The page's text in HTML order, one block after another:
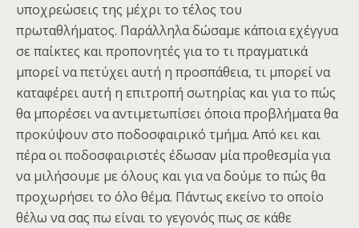
υποχρεώσεις της μέχρι το τέλος του
πρωταθλήματος. Παράλληλα δώσαμε κάποια εχέγγυα
σε παίκτες και προπονητές για το τι πραγματικά
μπορεί να πετύχει αυτή η προσπάθεια, τι μπορεί να
καταφέρει αυτή η επιτροπή σωτηρίας και για το πώς
θα μπορέσει να αντιμετωπίσει όποια προβλήματα θα
προκύψουν στο ποδοσφαιρικό τμήμα. Από κει και
πέρα οι ποδοσφαιριστές έδωσαν μία προθεσμία για
να μιλήσουμε με όλους και για να δούμε το πώς θα
προχωρήσει το όλο θέμα. Πάντως εκείνο το οποίο
θέλω να σας πω είναι το γεγονός πως σε κάθε